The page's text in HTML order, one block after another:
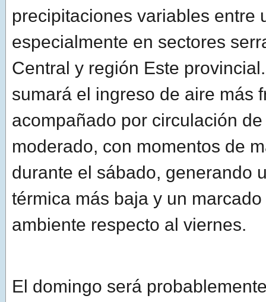
precipitaciones variables entre
especialmente en sectores
Central y región Este
sumará el ingreso de aire más
acompañado por circulación
moderado, con momentos de
durante el sábado, generando
térmica más baja y un
ambiente respecto al viernes.
El domingo será